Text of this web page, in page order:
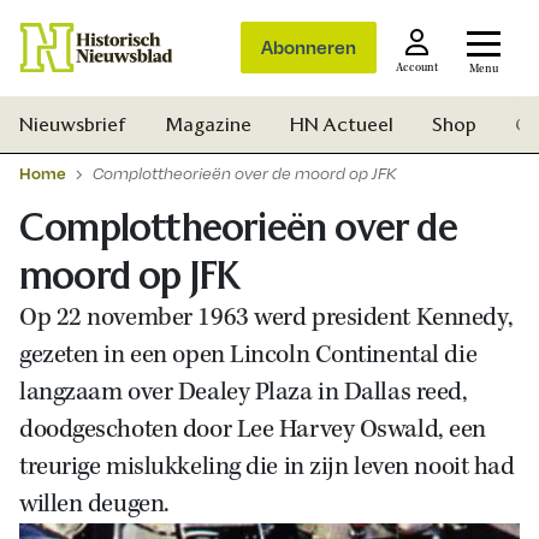
Abonneren
Account Menu
Zoek
Nieuwsbrief Magazine HN Actueel Shop
Home Complottheorieën over de moord op JFK
Complottheorieën over de
moord op JFK
Op 22 november 1963 werd president Kennedy,
gezeten in een open Lincoln Continental die
langzaam over Dealey Plaza in Dallas reed,
doodgeschoten door Lee Harvey Oswald, een
treurige mislukkeling die in zijn leven nooit had
willen deugen.